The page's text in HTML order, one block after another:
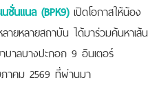
ชั่นแนล (BPK9) เปิดโอกาสให้น้อง
ยหลายสถาบัน ได้มาร่วมค้นหาเส้น
าลบางปะกอก 9 อินเตอร์
าคม 2569 ที่ผ่านมา